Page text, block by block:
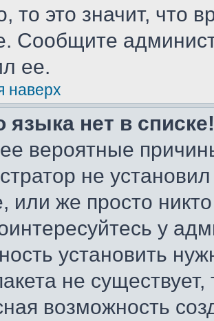
то это значит, что
Сообщите
ее.
наверх
языка нет в списке!
вероятные
не
или же просто
у
установить
не
возможность